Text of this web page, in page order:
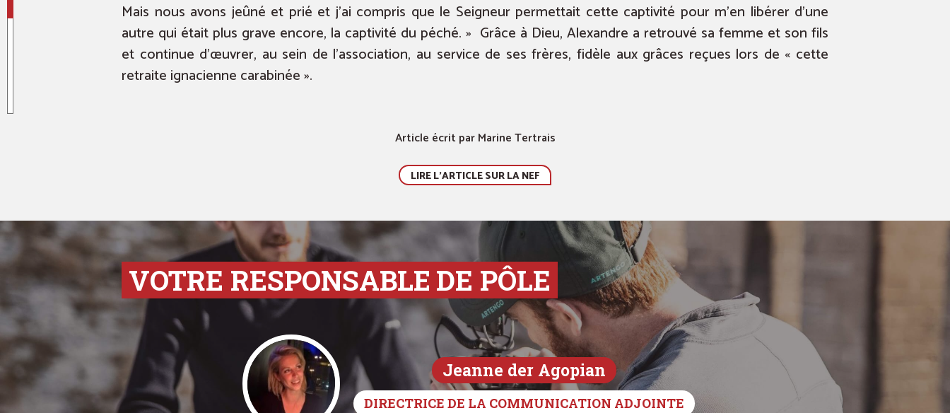
Mais nous avons jeûné et prié et j’ai compris que le Seigneur permettait cette captivité pour m’en libérer d’une
autre qui était plus grave encore, la captivité du péché. » Grâce à Dieu, Alexandre a retrouvé sa femme et son fils
et continue d’œuvrer, au sein de l’association, au service de ses frères, fidèle aux grâces reçues lors de « cette
retraite ignacienne carabinée ».
Article écrit par Marine Tertrais
LIRE L'ARTICLE SUR LA NEF
VOTRE RESPONSABLE DE PÔLE
Jeanne der Agopian
DIRECTRICE DE LA COMMUNICATION ADJOINTE